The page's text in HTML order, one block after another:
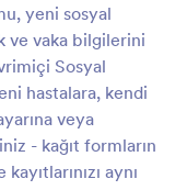
yeni sosyal
ve vaka bilgilerini
Sosyal
hastalara, kendi
veya
- kağıt formların
aynı